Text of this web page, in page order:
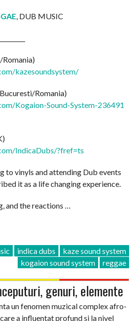
, DUB MUSIC
Romania)
kazesoundsystem/
Romania)
Kogaion-Sound-System-236491
IndicaDubs/?fref=ts
to vinyls and attending Dub events
it as a life changing experience.
and the reactions …
indica dubs
kaze sound system
kogaion sound system
reggae
genuri, elemente
un fenomen muzical complex afro-
a influentat profund si la nivel